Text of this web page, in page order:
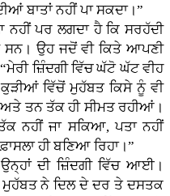
ਬਾਤਾਂ ਨਹੀਂ ਪਾ ਸਕਦਾ।”
ਪਰ ਲਗਦਾ ਹੈ ਕਿ ਸਰਹੱਦੀ
ਸਨ। ਉਹ ਜਦੋਂ ਵੀ ਕਿਤੇ ਆਪਣੀ
ਜ਼ਿੰਦਗੀ ਵਿੱਚ ਘੱਟੋ ਘੱਟ ਵੀਹ
ਵਿੱਚੋਂ ਮੁਹੱਬਤ ਕਿਸੇ ਨੂੰ ਵੀ
ਤਨ ਤੱਕ ਹੀ ਸੀਮਤ ਰਹੀਆਂ।
ਨਹੀਂ ਜਾ ਸਕਿਆ, ਪਤਾ ਨਹੀਂ
ਹੀ ਬਣਿਆ ਰਿਹਾ।”
ਦੀ ਜ਼ਿੰਦਗੀ ਵਿੱਚ ਆਈ।
ਮੁਹੱਬਤ ਨੇ ਦਿਲ ਦੇ ਦਰ ਤੇ ਦਸਤਕ